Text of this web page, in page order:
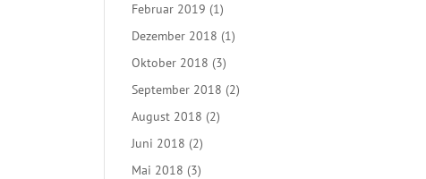
Februar 2019 (1)
Dezember 2018 (1)
Oktober 2018 (3)
September 2018 (2)
August 2018 (2)
Juni 2018 (2)
Mai 2018 (3)